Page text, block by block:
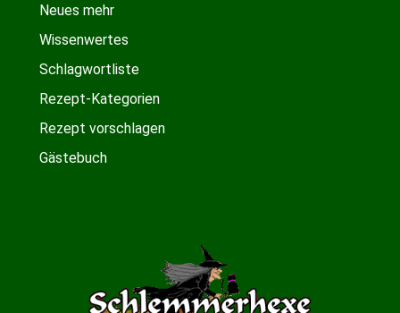
Neues mehr
Wissenwertes
Schlagwortliste
Rezept-Kategorien
Rezept vorschlagen
Gästebuch